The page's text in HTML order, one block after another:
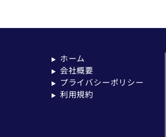
▶ ホーム
▶ 会社概要
▶ プライバシーポリシー
▶ 利用規約